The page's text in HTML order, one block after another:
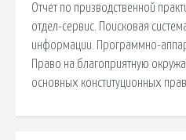
Отчет по призводственной
отдел-сервис. Поисковая
информации. Программно-
Право на благоприятную
основных конституционных